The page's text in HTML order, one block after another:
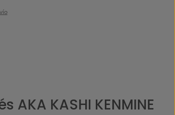
AKA KASHI KENMINE